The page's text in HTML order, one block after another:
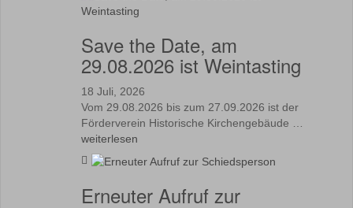
Save the Date, am
29.08.2026 ist Weintasting
18 Juli, 2026
Vom 29.08.2026 bis zum 27.09.2026 ist der
Förderverein Historische Kirchengebäude …
weiterlesen
Erneuter Aufruf zur